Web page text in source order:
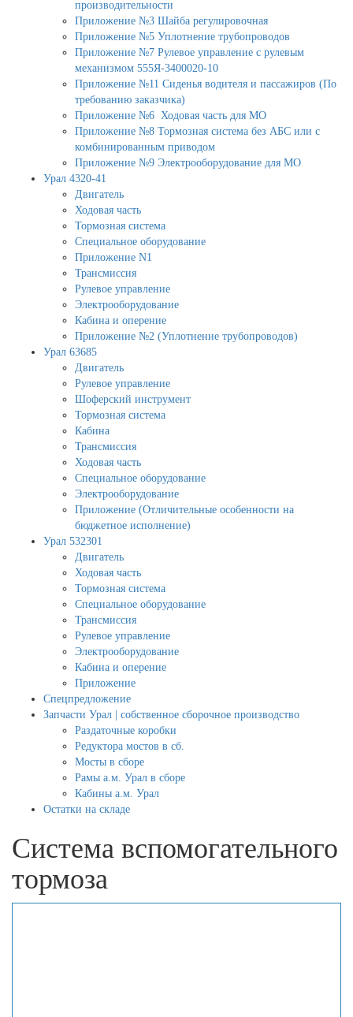
производительности
Приложение №3 Шайба регулировочная
Приложение №5 Уплотнение трубопроводов
Приложение №7 Рулевое управление с рулевым
механизмом 555Я-3400020-10
Приложение №11 Сиденья водителя и пассажиров (По
требованию заказчика)
Приложение №6 Ходовая часть для МО
Приложение №8 Тормозная система без АБС или с
комбинированным приводом
Приложение №9 Электрооборудование для МО
Урал 4320-41
Двигатель
Ходовая часть
Тормозная система
Специальное оборудование
Приложение N1
Трансмиссия
Рулевое управление
Электрооборудование
Кабина и оперение
Приложение №2 (Уплотнение трубопроводов)
Урал 63685
Двигатель
Рулевое управление
Шоферский инструмент
Тормозная система
Кабина
Трансмиссия
Ходовая часть
Специальное оборудование
Электрооборудование
Приложение (Отличительные особенности на
бюджетное исполнение)
Урал 532301
Двигатель
Ходовая часть
Тормозная система
Специальное оборудование
Трансмиссия
Рулевое управление
Электрооборудование
Кабина и оперение
Приложение
Спецпредложение
Запчасти Урал | собственное сборочное производство
Раздаточные коробки
Редуктора мостов в сб.
Мосты в сборе
Рамы а.м. Урал в сборе
Кабины а.м. Урал
Остатки на складе
Система вспомогательного
тормоза